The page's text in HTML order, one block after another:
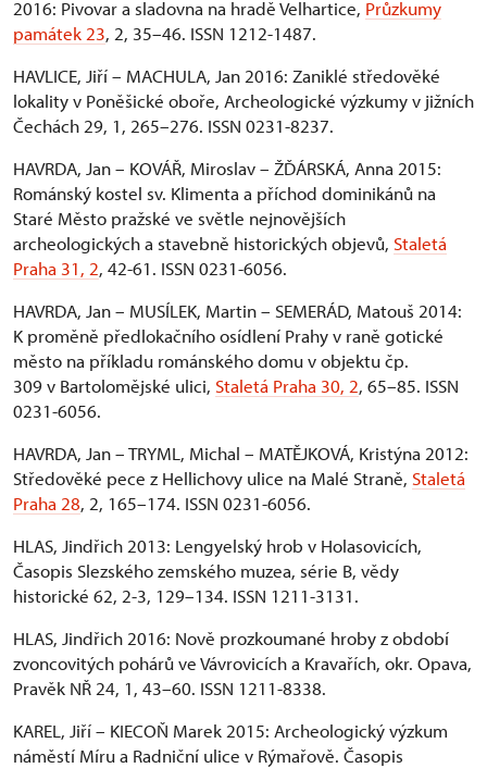
2016: Pivovar a sladovna na hradě Velhartice, Průzkumy
památek 23, 2, 35–46. ISSN 1212-1487.
HAVLICE, Jiří – MACHULA, Jan 2016: Zaniklé středověké
lokality v Poněšické oboře, Archeologické výzkumy v jižních
Čechách 29, 1, 265–276. ISSN 0231-8237.
HAVRDA, Jan – KOVÁŘ, Miroslav – ŽĎÁRSKÁ, Anna 2015:
Románský kostel sv. Klimenta a příchod dominikánů na
Staré Město pražské ve světle nejnovějších
archeologických a stavebně historických objevů, Staletá
Praha 31, 2, 42-61. ISSN 0231-6056.
HAVRDA, Jan – MUSÍLEK, Martin – SEMERÁD, Matouš 2014:
K proměně předlokačního osídlení Prahy v raně gotické
město na příkladu románského domu v objektu čp.
309 v Bartolomějské ulici, Staletá Praha 30, 2, 65–85. ISSN
0231-6056.
HAVRDA, Jan – TRYML, Michal – MATĚJKOVÁ, Kristýna 2012:
Středověké pece z Hellichovy ulice na Malé Straně, Staletá
Praha 28, 2, 165–174. ISSN 0231-6056.
HLAS, Jindřich 2013: Lengyelský hrob v Holasovicích,
Časopis Slezského zemského muzea, série B, vědy
historické 62, 2-3, 129–134. ISSN 1211-3131.
HLAS, Jindřich 2016: Nově prozkoumané hroby z období
zvoncovitých pohárů ve Vávrovicích a Kravařích, okr. Opava,
Pravěk NŘ 24, 1, 43–60. ISSN 1211-8338.
KAREL, Jiří – KIECOŇ Marek 2015: Archeologický výzkum
náměstí Míru a Radniční ulice v Rýmařově. Časopis